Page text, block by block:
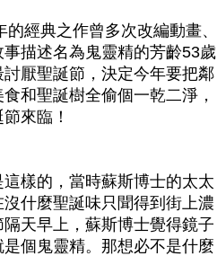
經典之作曾多次改編動畫、
描述名為鬼靈精的芳齡53歲
厭聖誕節，決定今年要把鄰
和聖誕樹全偷個一乾二淨，
來臨！
樣的，當時蘇斯博士的太太
什麼聖誕味只聞得到街上濃
天早上，蘇斯博士覺得鏡子
個鬼靈精。那想必不是什麼